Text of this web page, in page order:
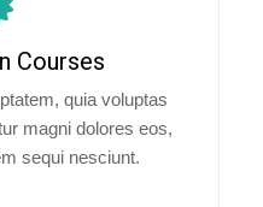
Courses
quia voluptas
magni dolores eos,
sequi nesciunt.